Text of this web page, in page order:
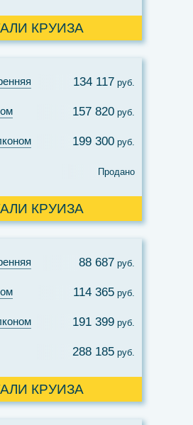
КРУИЗА
134 117 руб.
157 820 руб.
199 300 руб.
Продано
КРУИЗА
88 687 руб.
114 365 руб.
191 399 руб.
288 185 руб.
КРУИЗА